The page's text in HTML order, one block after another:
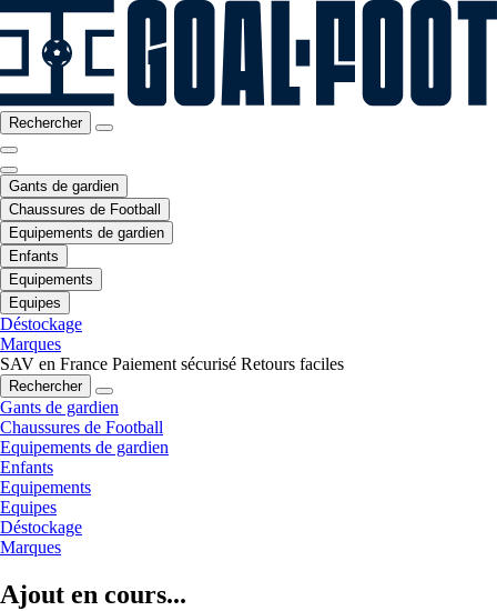
Rechercher
Gants de gardien
Chaussures de Football
Equipements de gardien
Enfants
Equipements
Equipes
Déstockage
Marques
SAV en France Paiement sécurisé Retours faciles
Rechercher
Gants de gardien
Chaussures de Football
Equipements de gardien
Enfants
Equipements
Equipes
Déstockage
Marques
Ajout en cours...